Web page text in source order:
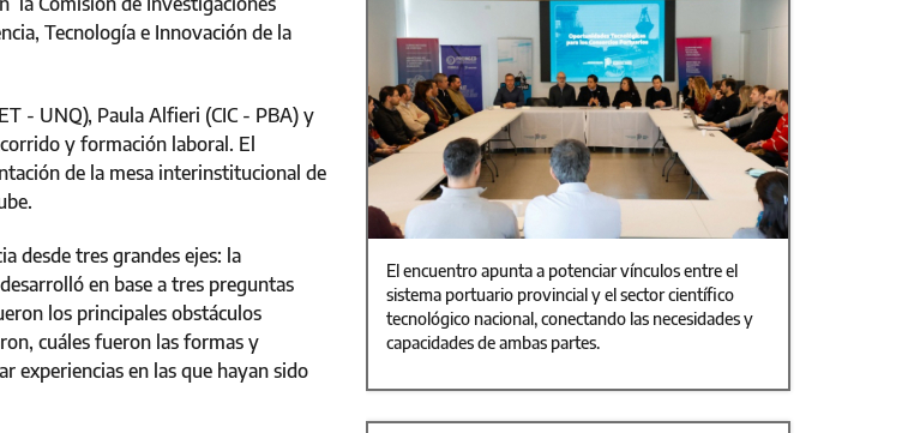
Tecnología e Innovación de la
- UNQ), Paula Alfieri (CIC - PBA) y
y formación laboral. El
de la mesa interinstitucional de
desde tres grandes ejes: la
en base a tres preguntas
los principales obstáculos
cuáles fueron las formas y
experiencias en las que hayan sido
El encuentro apunta a potenciar vínculos entre el
sistema portuario provincial y el sector científico
tecnológico nacional, conectando las necesidades y
capacidades de ambas partes.